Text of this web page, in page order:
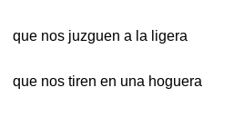
que nos juzguen a la ligera
que nos tiren en una hoguera